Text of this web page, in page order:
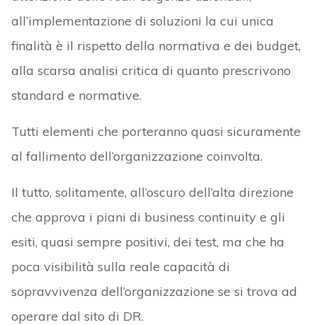
all’implementazione di soluzioni la cui unica
finalità è il rispetto della normativa e dei budget,
alla scarsa analisi critica di quanto prescrivono
standard e normative.
Tutti elementi che porteranno quasi sicuramente
al fallimento dell’organizzazione coinvolta.
Il tutto, solitamente, all’oscuro dell’alta direzione
che approva i piani di business continuity e gli
esiti, quasi sempre positivi, dei test, ma che ha
poca visibilità sulla reale capacità di
sopravvivenza dell’organizzazione se si trova ad
operare dal sito di DR.